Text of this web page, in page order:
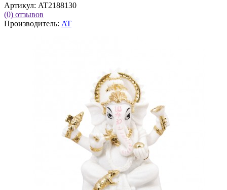
Артикул: AT2188130
(0) отзывов
Производитель: AT